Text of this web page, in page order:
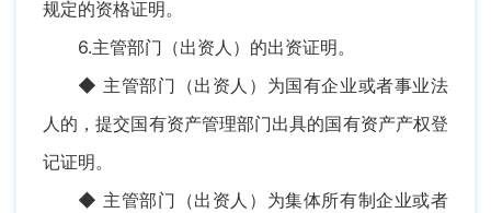
规定的资格证明。
6.主管部门（出资人）的出资证明。
◆ 主管部门（出资人）为国有企业或者事业法
人的，提交国有资产管理部门出具的国有资产产权登
记证明。
◆ 主管部门（出资人）为集体所有制企业或者